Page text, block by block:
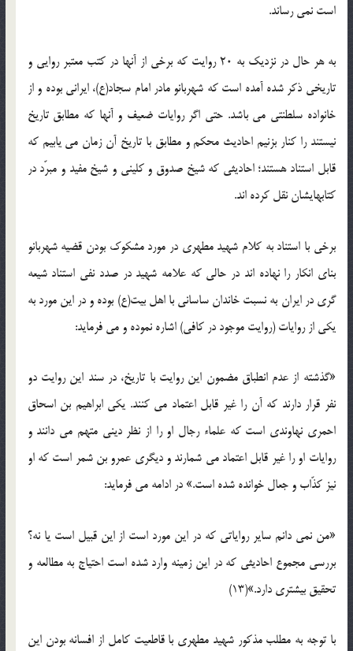
است نمی رساند.
به هر حال در نزدیک به 20 روایت که برخی از آنها در کتب معتبر روایی و
تاریخی ذکر شده آمده است که شهربانو مادر امام سجاد(ع)، ایرانی بوده و از
خانواده سلطنتی می باشد. حتی اگر روایات ضعیف و آنها که مطابق تاریخ
نیستند را کنار بزنیم احادیث محکم و مطابق با تاریخ آن زمان می یابیم که
قابل استناد هستند؛ احادیثی که شیخ صدوق و کلینی و شیخ مفید و مبرّد در
کتابهایشان نقل کرده اند.
برخی با استناد به کلام شهید مطهری در مورد مشکوک بودن قضیه شهربانو
بنای انکار را نهاده اند در حالی که علامه شهید در صدد نفی استناد شیعه
گری در ایران به نسبت خاندان ساسانی با اهل بیت(ع) بوده و در این مورد به
یکی از روایات (روایت موجود در کافی) اشاره نموده و می فرماید:
«گذشته از عدم انطباق مضمون این روایت با تاریخ، در سند این روایت دو
نفر قرار دارند که آن را غیر قابل اعتماد می کنند. یکی ابراهیم بن اسحاق
احمری نهاوندی است که علماء رجال او را از نظر دینی متهم می دانند و
روایات او را غیر قابل اعتماد می شمارند و دیگری عمرو بن شمر است که او
نیز کذّاب و جعال خوانده شده است.» در ادامه می فرماید:
«من نمی دانم سایر روایاتی که در این مورد است از این قبیل است یا نه؟
بررسی مجموع احادیثی که در این زمینه وارد شده است احتیاج به مطالعه و
تحقیق بیشتری دارد.»(13)
با توجه به مطلب مذکور شهید مطهری با قاطعیت کامل از افسانه بودن این